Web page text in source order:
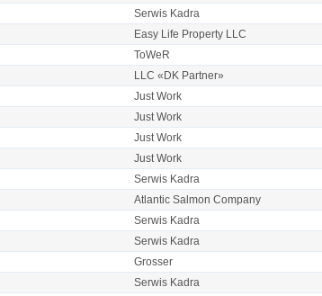
Serwis Kadra
Easy Life Property LLC
ToWeR
LLC «DK Partner»
Just Work
Just Work
Just Work
Just Work
Serwis Kadra
Atlantic Salmon Company
Serwis Kadra
Serwis Kadra
Grosser
Serwis Kadra